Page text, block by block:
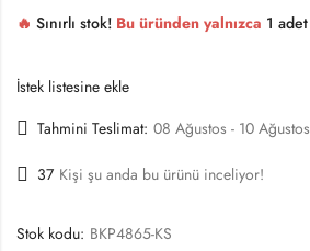
🔥 Sınırlı stok! Bu üründen yalnızca 1 adet
İstek listesine ekle
Tahmini Teslimat: 08 Ağustos - 10 Ağustos
37 Kişi şu anda bu ürünü inceliyor!
Stok kodu: BKP4865-KS